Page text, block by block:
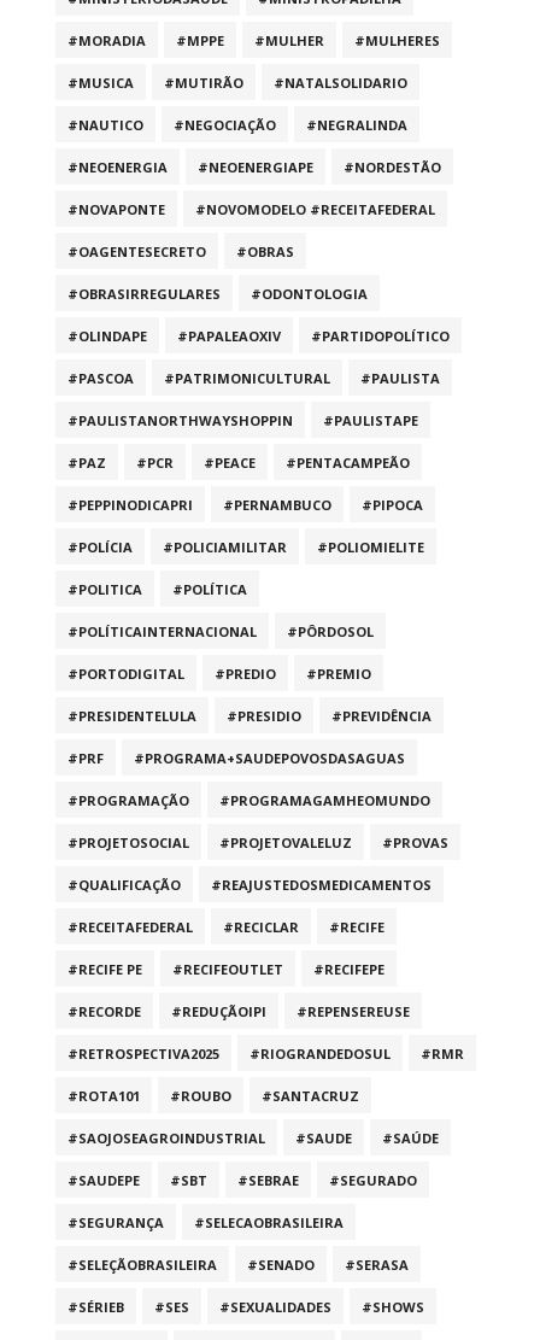
#MORADIA #MPPE #MULHER #MULHERES
#MUSICA #MUTIRÃO #NATALSOLIDARIO
#NAUTICO #NEGOCIAÇÃO #NEGRALINDA
#NEOENERGIA #NEOENERGIAPE #NORDESTÃO
#NOVAPONTE #NOVOMODELO #RECEITAFEDERAL
#OAGENTESECRETO #OBRAS
#OBRASIRREGULARES #ODONTOLOGIA
#OLINDAPE #PAPALEAOXIV #PARTIDOPOLÍTICO
#PASCOA #PATRIMONICULTURAL #PAULISTA
#PAULISTANORTHWAYSHOPPIN #PAULISTAPE
#PAZ #PCR #PEACE #PENTACAMPEÃO
#PEPPINODICAPRI #PERNAMBUCO #PIPOCA
#POLÍCIA #POLICIAMILITAR #POLIOMIELITE
#POLITICA #POLÍTICA
#POLÍTICAINTERNACIONAL #PÔRDOSOL
#PORTODIGITAL #PREDIO #PREMIO
#PRESIDENTELULA #PRESIDIO #PREVIDÊNCIA
#PRF #PROGRAMA+SAUDEPOVOSDASAGUAS
#PROGRAMAÇÃO #PROGRAMAGAMHEOMUNDO
#PROJETOSOCIAL #PROJETOVALELUZ #PROVAS
#QUALIFICAÇÃO #REAJUSTEDOSMEDICAMENTOS
#RECEITAFEDERAL #RECICLAR #RECIFE
#RECIFE PE #RECIFEOUTLET #RECIFEPE
#RECORDE #REDUÇÃOIPI #REPENSEREUSE
#RETROSPECTIVA2025 #RIOGRANDEDOSUL #RMR
#ROTA101 #ROUBO #SANTACRUZ
#SAOJOSEAGROINDUSTRIAL #SAUDE #SAÚDE
#SAUDEPE #SBT #SEBRAE #SEGURADO
#SEGURANÇA #SELECAOBRASILEIRA
#SELEÇÃOBRASILEIRA #SENADO #SERASA
#SÉRIEB #SES #SEXUALIDADES #SHOWS